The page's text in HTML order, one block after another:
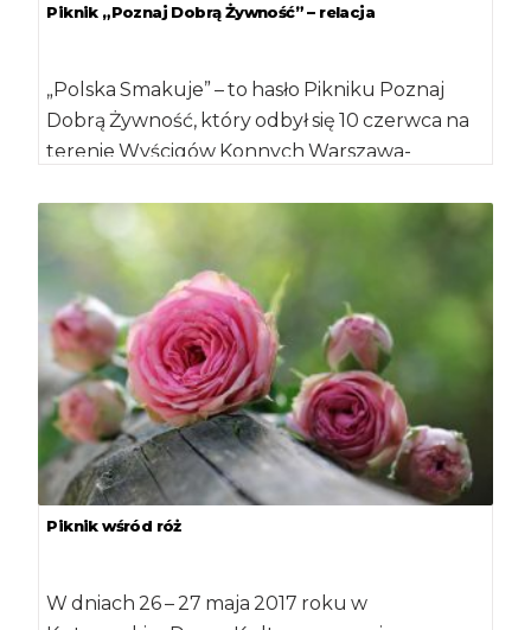
Piknik „Poznaj Dobrą Żywność” – relacja
„Polska Smakuje” – to hasło Pikniku Poznaj
Dobrą Żywność, który odbył się 10 czerwca na
terenie Wyścigów Konnych Warszawa-
Piknik wśród róż
W dniach 26 – 27 maja 2017 roku w